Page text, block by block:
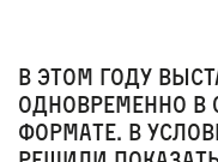
В этом году
одновременно
формате. В